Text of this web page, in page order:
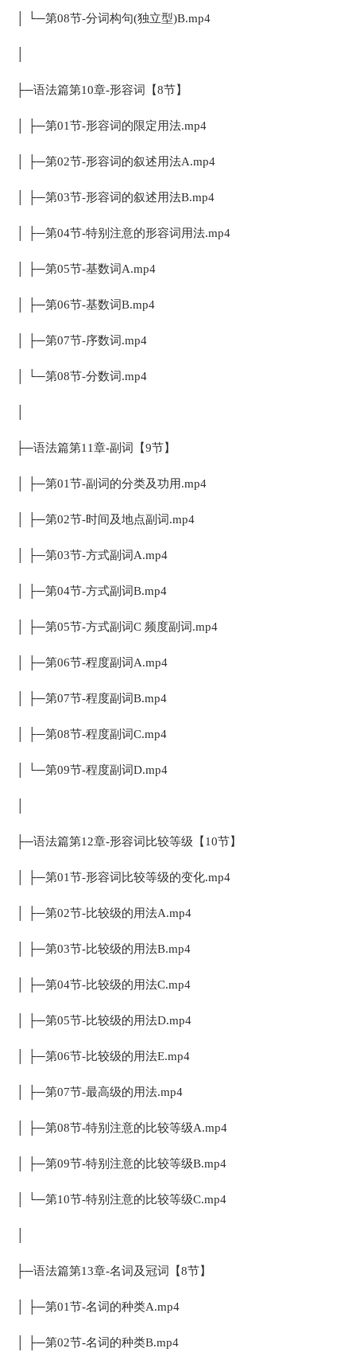
│ └─第08节-分词构句(独立型)B.mp4
├─语法篇第10章-形容词【8节】
│ ├─第01节-形容词的限定用法.mp4
│ ├─第02节-形容词的叙述用法A.mp4
│ ├─第03节-形容词的叙述用法B.mp4
│ ├─第04节-特别注意的形容词用法.mp4
│ ├─第05节-基数词A.mp4
│ ├─第06节-基数词B.mp4
│ ├─第07节-序数词.mp4
│ └─第08节-分数词.mp4
├─语法篇第11章-副词【9节】
│ ├─第01节-副词的分类及功用.mp4
│ ├─第02节-时间及地点副词.mp4
│ ├─第03节-方式副词A.mp4
│ ├─第04节-方式副词B.mp4
│ ├─第05节-方式副词C 频度副词.mp4
│ ├─第06节-程度副词A.mp4
│ ├─第07节-程度副词B.mp4
│ ├─第08节-程度副词C.mp4
│ └─第09节-程度副词D.mp4
├─语法篇第12章-形容词比较等级【10节】
│ ├─第01节-形容词比较等级的变化.mp4
│ ├─第02节-比较级的用法A.mp4
│ ├─第03节-比较级的用法B.mp4
│ ├─第04节-比较级的用法C.mp4
│ ├─第05节-比较级的用法D.mp4
│ ├─第06节-比较级的用法E.mp4
│ ├─第07节-最高级的用法.mp4
│ ├─第08节-特别注意的比较等级A.mp4
│ ├─第09节-特别注意的比较等级B.mp4
│ └─第10节-特别注意的比较等级C.mp4
├─语法篇第13章-名词及冠词【8节】
│ ├─第01节-名词的种类A.mp4
│ ├─第02节-名词的种类B.mp4